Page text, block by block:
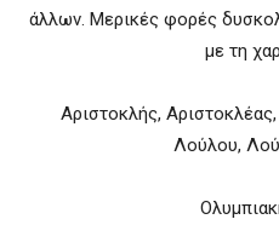
άλλων. Μερικές φορές
με τη
Αριστοκλής,
Λούλου,